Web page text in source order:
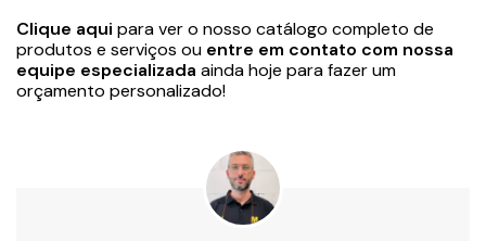
Clique aqui para ver o nosso catálogo completo de
produtos e serviços ou entre em contato com nossa
equipe especializada ainda hoje para fazer um
orçamento personalizado!